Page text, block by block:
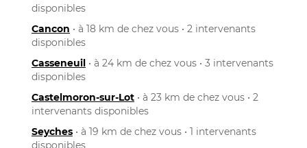
disponibles
Cancon • à 18 km de chez vous • 2 intervenants
disponibles
Casseneuil • à 24 km de chez vous • 3 intervenants
disponibles
Castelmoron-sur-Lot • à 23 km de chez vous • 2
intervenants disponibles
Seyches • à 19 km de chez vous • 1 intervenants
disponibles